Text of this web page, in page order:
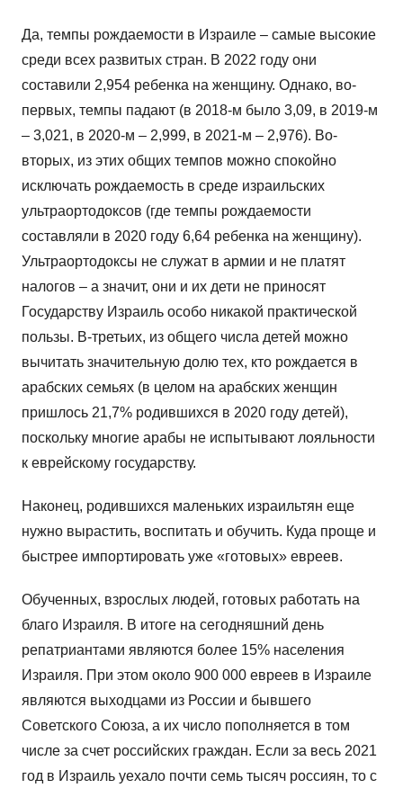
Да, темпы рождаемости в Израиле – самые высокие
среди всех развитых стран. В 2022 году они
составили 2,954 ребенка на женщину. Однако, во-
первых, темпы падают (в 2018-м было 3,09, в 2019-м
– 3,021, в 2020-м – 2,999, в 2021-м – 2,976). Во-
вторых, из этих общих темпов можно спокойно
исключать рождаемость в среде израильских
ультраортодоксов (где темпы рождаемости
составляли в 2020 году 6,64 ребенка на женщину).
Ультраортодоксы не служат в армии и не платят
налогов – а значит, они и их дети не приносят
Государству Израиль особо никакой практической
пользы. В-третьих, из общего числа детей можно
вычитать значительную долю тех, кто рождается в
арабских семьях (в целом на арабских женщин
пришлось 21,7% родившихся в 2020 году детей),
поскольку многие арабы не испытывают лояльности
к еврейскому государству.
Наконец, родившихся маленьких израильтян еще
нужно вырастить, воспитать и обучить. Куда проще и
быстрее импортировать уже «готовых» евреев.
Обученных, взрослых людей, готовых работать на
благо Израиля. В итоге на сегодняшний день
репатриантами являются более 15% населения
Израиля. При этом около 900 000 евреев в Израиле
являются выходцами из России и бывшего
Советского Союза, а их число пополняется в том
числе за счет российских граждан. Если за весь 2021
год в Израиль уехало почти семь тысяч россиян, то с